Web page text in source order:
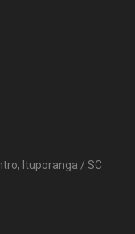
Ituporanga / SC